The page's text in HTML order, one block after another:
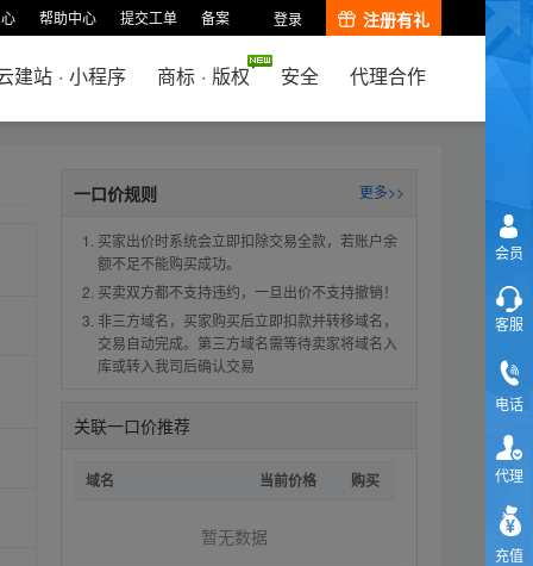
帮助中心 提交工单 备案 登录 注册有礼
建站 · 小程序 商标 · 版权 安全 代理合作
一口价规则 更多>>
买家出价时系统会立即扣除交易全款，若账户余
额不足不能购买成功。
买卖双方都不支持违约，一旦出价不支持撤销！
非三方域名，买家购买后立即扣款并转移域名，
交易自动完成。第三方域名需等待卖家将域名入
库或转入我司后确认交易
关联一口价推荐
域名 当前价格 购买
暂无数据
会员
客服
电话
代理
充值